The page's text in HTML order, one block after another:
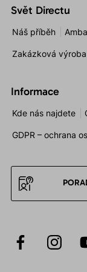
Svět Directu
Náš příběh
Zakázková výroba
Informace
Kde nás najdete
GDPR – ochrana